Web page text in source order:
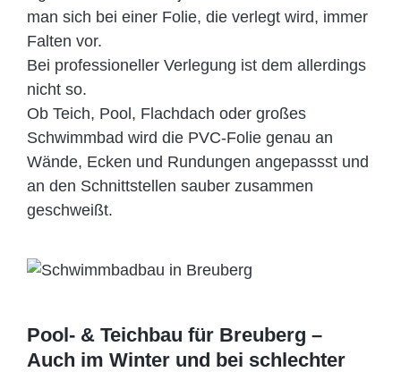
man sich bei einer Folie, die verlegt wird, immer
Falten vor.
Bei professioneller Verlegung ist dem allerdings
nicht so.
Ob Teich, Pool, Flachdach oder großes
Schwimmbad wird die PVC-Folie genau an
Wände, Ecken und Rundungen angepassst und
an den Schnittstellen sauber zusammen
geschweißt.
Pool- & Teichbau für Breuberg –
Auch im Winter und bei schlechter